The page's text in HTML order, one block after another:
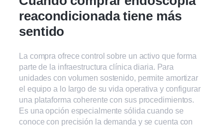
reacondicionada tiene más
sentido
La compra ofrece control sobre un activo que forma
parte de la infraestructura clínica diaria. Para
unidades con volumen sostenido, permite amortizar
el equipo a lo largo de su vida operativa y configurar
una plataforma coherente con sus procedimientos.
Es una opción especialmente sólida cuando se
conoce con precisión la demanda y se cuenta con